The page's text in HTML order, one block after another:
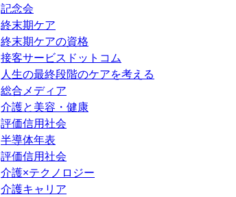
記念会
終末期ケア
終末期ケアの資格
接客サービスドットコム
人生の最終段階のケアを考える
総合メディア
介護と美容・健康
評価信用社会
半導体年表
評価信用社会
介護×テクノロジー
介護キャリア